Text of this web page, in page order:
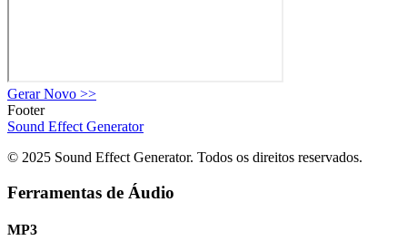
Gerar Novo >>
Footer
Sound Effect Generator
© 2025 Sound Effect Generator. Todos os direitos reservados.
Ferramentas de Áudio
MP3